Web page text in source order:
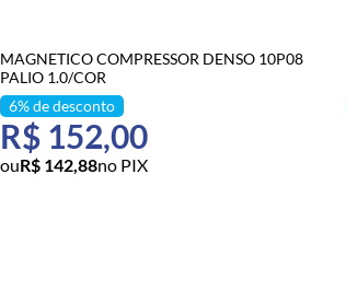
MAGNETICO COMPRESSOR DENSO 10P08
PALIO 1.0/COR
R$ 142,88no PIX
R$ 152,00